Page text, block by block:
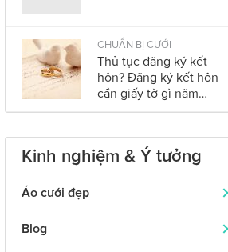
CHUẨN BỊ CƯỚI
Thủ tục đăng ký kết
hôn? Đăng ký kết hôn
cần giấy tờ gì năm
2023?
Kinh nghiệm & Ý tưởng
Áo cưới đẹp
Áo dài cưới
319
Blog